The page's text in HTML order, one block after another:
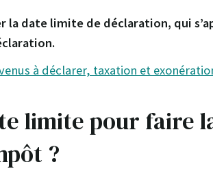
la date limite de déclaration, qui
à déclarer, taxation et
limite pour faire
?